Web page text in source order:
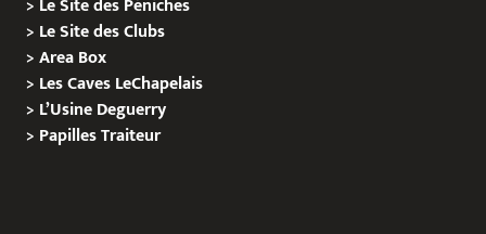
> Le Site des Clubs
>Area Box
> Les Caves LeChapelais
> L’Usine Deguerry
> PapillesTraiteur